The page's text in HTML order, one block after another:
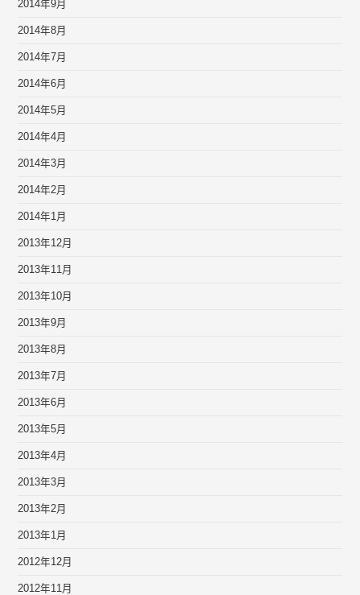
2014年9月
2014年8月
2014年7月
2014年6月
2014年5月
2014年4月
2014年3月
2014年2月
2014年1月
2013年12月
2013年11月
2013年10月
2013年9月
2013年8月
2013年7月
2013年6月
2013年5月
2013年4月
2013年3月
2013年2月
2013年1月
2012年12月
2012年11月